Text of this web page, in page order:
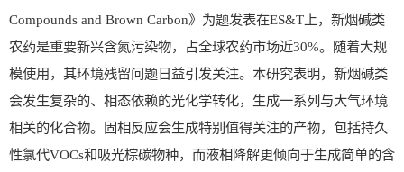
Compounds and Brown Carbon》为题发表在ES&T上，新烟碱类
农药是重要新兴含氮污染物，占全球农药市场近30%。随着大规
模使用，其环境残留问题日益引发关注。本研究表明，新烟碱类
会发生复杂的、相态依赖的光化学转化，生成一系列与大气环境
相关的化合物。固相反应会生成特别值得关注的产物，包括持久
性氯代VOCs和吸光棕碳物种，而液相降解更倾向于生成简单的含